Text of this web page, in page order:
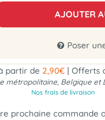
AJOUTER
Poser
partir de 2,90€ | Offerts
métropolitaine, Belgique et
Nos frais de livraison
prochaine commande